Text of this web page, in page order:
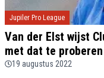
Jupiler Pro League
Van der Elst wijst
met dat te
19 augustus 2022